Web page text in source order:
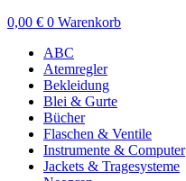
0,00 € 0 Warenkorb
ABC
Atemregler
Bekleidung
Blei & Gurte
Bücher
Flaschen & Ventile
Instrumente & Computer
Jackets & Tragesysteme